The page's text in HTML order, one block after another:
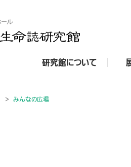
研究館について
みんなの広場